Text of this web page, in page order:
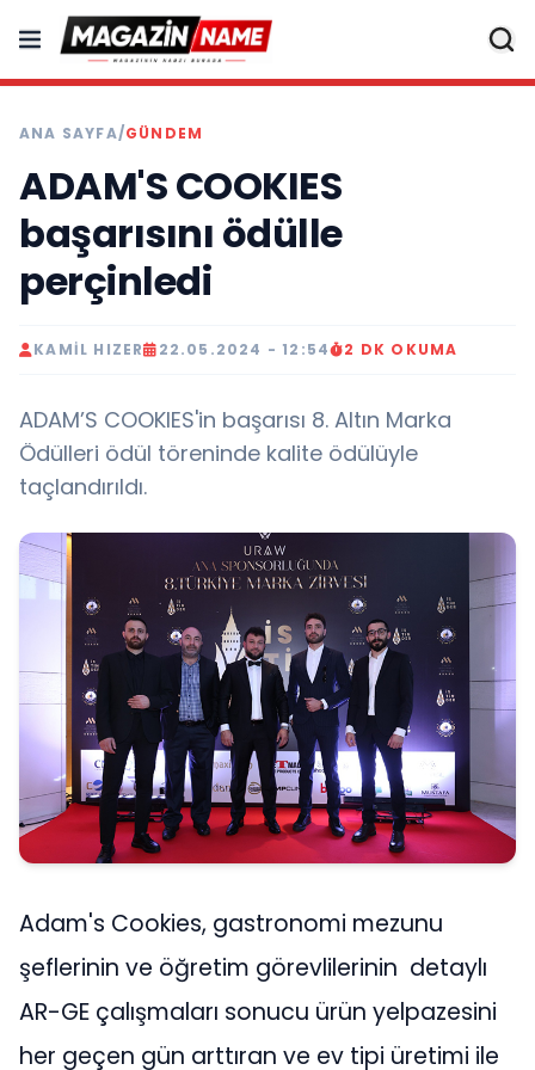
ANA SAYFA/GÜNDEM
ADAM'S COOKIES
başarısını ödülle
perçinledi
KAMIL HIZER 22.05.2024 - 12:54 2 DK OKUMA
ADAM’S COOKIES'in başarısı 8. Altın Marka
Ödülleri ödül töreninde kalite ödülüyle
taçlandırıldı.
Adam's Cookies, gastronomi mezunu
şeflerinin ve öğretim görevlilerinin detaylı
AR-GE çalışmaları sonucu ürün yelpazesini
her geçen gün arttıran ve ev tipi üretimi ile